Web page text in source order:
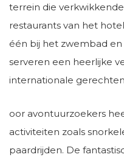
terrein die
restaurants van het
één bij het zwembad
serveren een heerlijke
internationale
oor avontuurzoekers
activiteiten zoals
paardrijden. De